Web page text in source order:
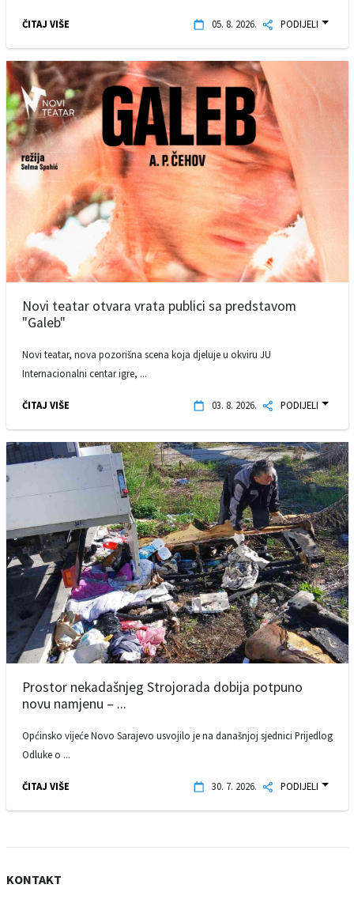
ČITAJ VIŠE 05. 8. 2026. PODIJELI
Novi teatar otvara vrata publici sa predstavom
"Galeb"
Novi teatar, nova pozorišna scena koja djeluje u okviru JU
Internacionalni centar igre, ...
ČITAJ VIŠE 03. 8. 2026. PODIJELI
Prostor nekadašnjeg Strojorada dobija potpuno
novu namjenu – ...
Općinsko vijeće Novo Sarajevo usvojilo je na današnjoj sjednici Prijedlog
Odluke o ...
ČITAJ VIŠE 30. 7. 2026. PODIJELI
KONTAKT